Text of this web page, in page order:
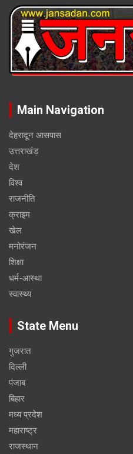
Main Navigation
देहरादून आसपास
उत्तराखंड
देश
विश्व
राजनीति
क्राइम
खेल
मनोरंजन
शिक्षा
धर्म-आस्था
स्वास्थ्य
State Menu
गुजरात
दिल्ली
पंजाब
बिहार
मध्य प्रदेश
महाराष्ट्र
राजस्थान